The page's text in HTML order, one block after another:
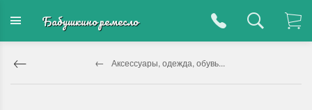
Бабушкино ремесло
Аксессуары, одежда, обувь...